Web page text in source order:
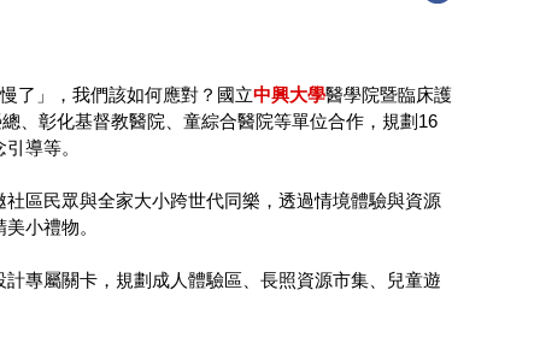
了」，我們該如何應對？國立中興大學醫學院暨臨床護
、彰化基督教醫院、童綜合醫院等單位合作，規劃16
導等。
區民眾與全家大小跨世代同樂，透過情境體驗與資源
小禮物。
專屬關卡，規劃成人體驗區、長照資源市集、兒童遊